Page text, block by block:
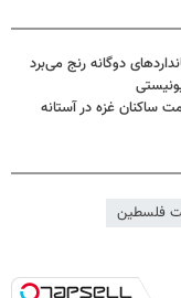
دوگانه رنج می‌برد
ساکنان غزه در آستانه
فلسطین